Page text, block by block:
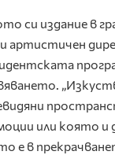
си издание в
артистичен
или която
е в